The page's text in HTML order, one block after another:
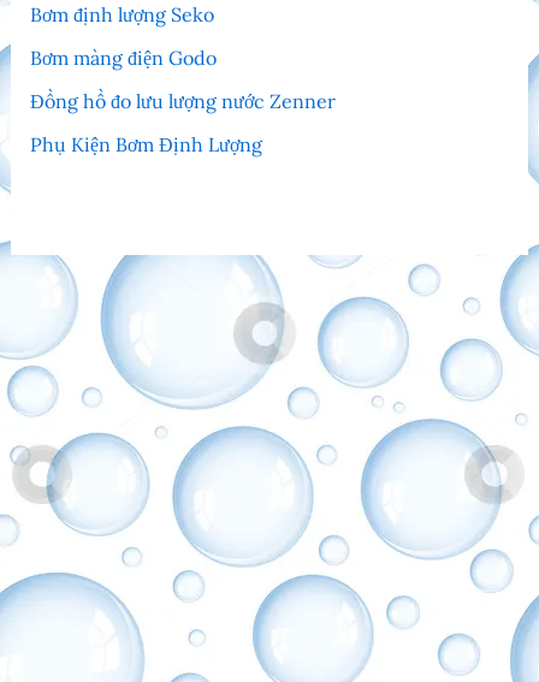
Bơm định lượng Seko
Bơm màng điện Godo
Đồng hồ đo lưu lượng nước Zenner
Phụ Kiện Bơm Định Lượng